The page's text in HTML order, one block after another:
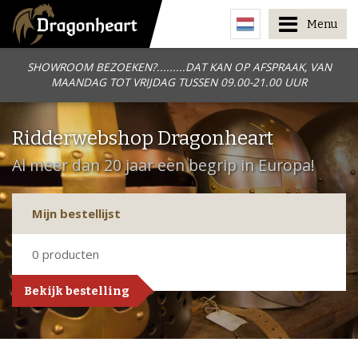
SHOWROOM BEZOEKEN?.........DAT KAN OP AFSPRAAK, VAN
MAANDAG TOT VRIJDAG TUSSEN 09.00-21.00 UUR
Menu
Ridderwebshop Dragonheart
Al meer dan 20 jaar een begrip in Europa!
Mijn bestellijst
0 producten
Bekijk bestelling